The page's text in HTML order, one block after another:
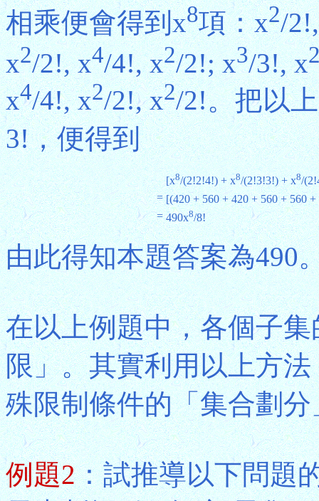
相乘便會得到x8項：x2/
x2/2!, x4/4!, x2/2!; x3/3!, x
x4/4!, x2/2!, x2/2!。把以
3!，便得到
[x8/(2!2!4!) + x8/(2!3!3!) + x8/
= [(420 + 560 + 420 + 560 + 560 +
= 490x8/8!
由此得知本題答案為490
在以上例題中，各個子
限」。其實利用以上方
殊限制條件的「集合劃
例題2：試推導以下問題